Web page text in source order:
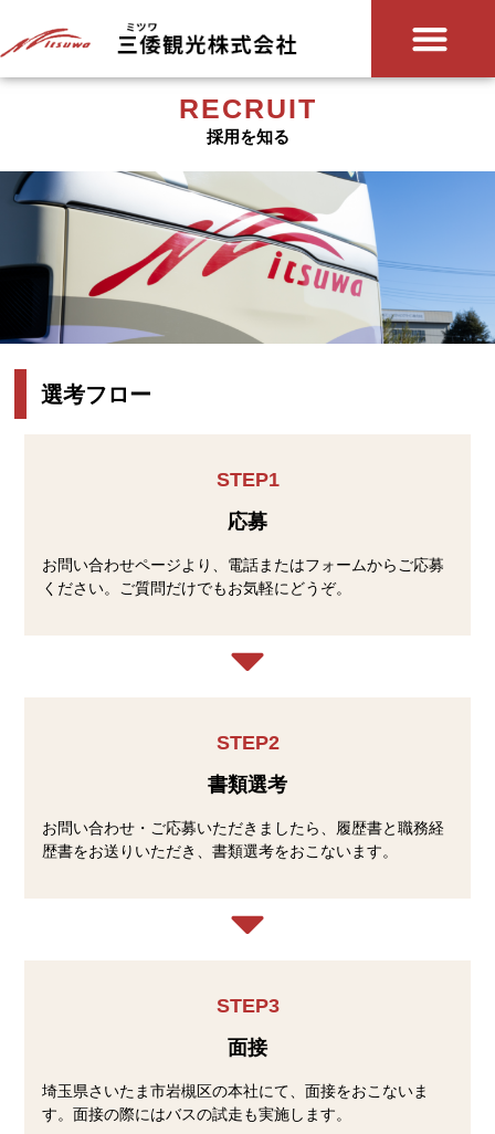
RECRUIT
採用を知る
選考フロー
STEP1
応募
お問い合わせページより、電話またはフォームからご応募
ください。ご質問だけでもお気軽にどうぞ。
STEP2
書類選考
お問い合わせ・ご応募いただきましたら、履歴書と職務経
歴書をお送りいただき、書類選考をおこないます。
STEP3
面接
埼玉県さいたま市岩槻区の本社にて、面接をおこないま
す。面接の際にはバスの試走も実施します。